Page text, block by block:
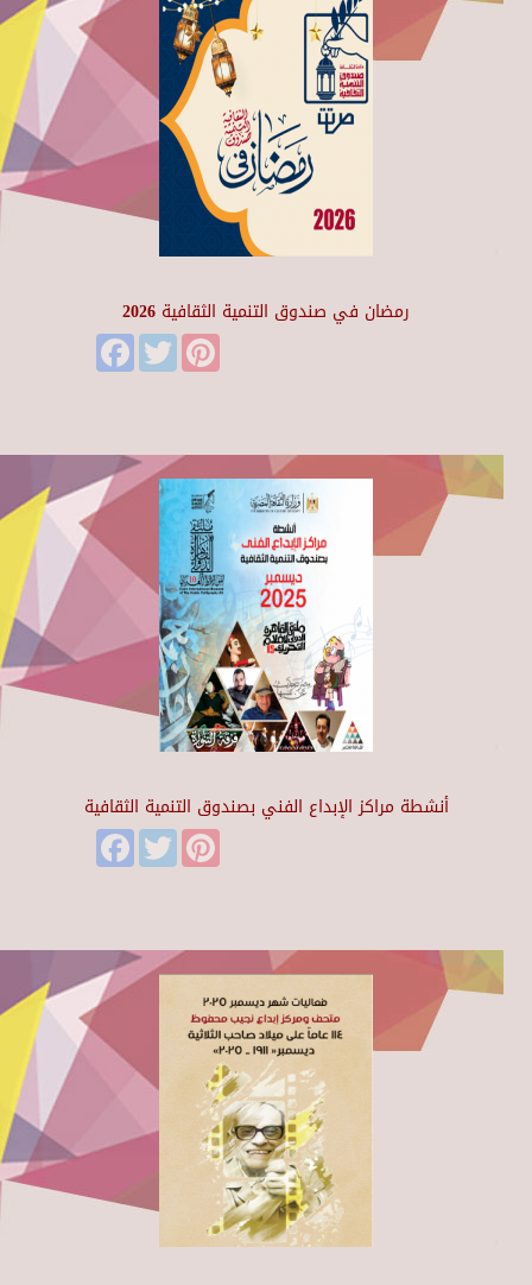
رمضان في صندوق التنمية الثقافية 2026
FacebookTwitter
أنشطة مراكز الإبداع الفني بصندوق التنمية الثقافية
FacebookTwitter